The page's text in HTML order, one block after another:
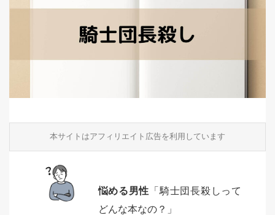
本サイトはアフィリエイト広告を利用しています
悩める男性 「騎士団長殺しって
どんな本なの？」